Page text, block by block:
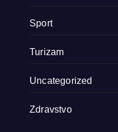
Sport
Turizam
Uncategorized
Zdravstvo